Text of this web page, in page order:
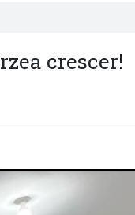
crescer!